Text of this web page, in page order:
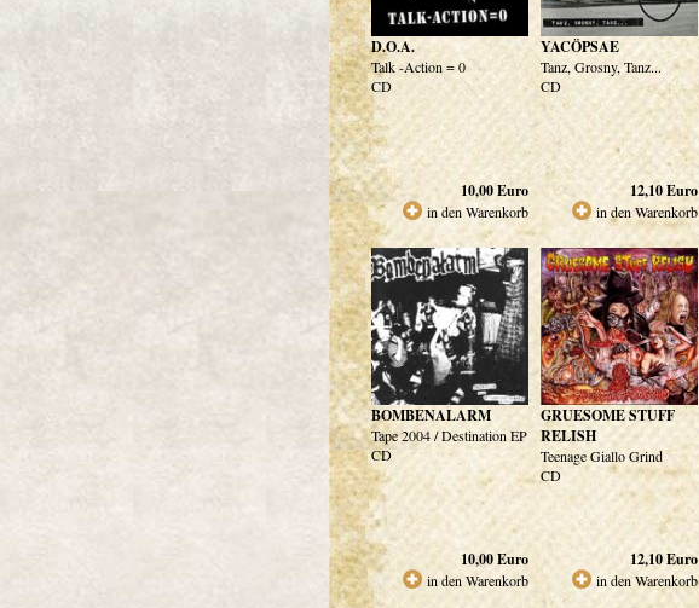
D.O.A.
Talk -Action = 0
CD
10,00Euro
in den Warenkorb
YACÖPSAE
Tanz, Grosny, Tanz...
CD
12,10Euro
in den Warenkorb
BOMBENALARM
Tape 2004 / Destination EP
CD
10,00Euro
in den Warenkorb
GRUESOME STUFF
RELISH
Teenage Giallo Grind
CD
12,10Euro
in den Warenkorb